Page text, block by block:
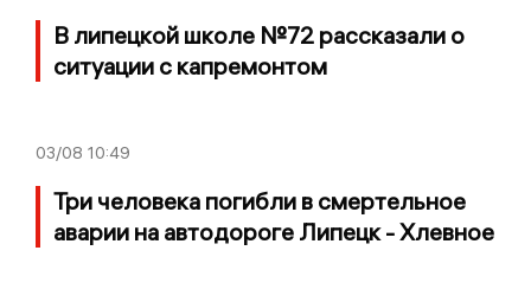
В липецкой школе №72 рассказали о
ситуации с капремонтом
03/08 10:49
Три человека погибли в смертельное
аварии на автодороге Липецк - Хлевное